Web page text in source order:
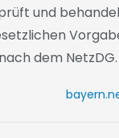
und
dem NetzDG.